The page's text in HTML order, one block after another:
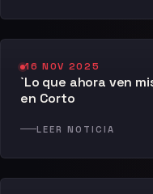
16 NOV 2025
`Lo que ahora ven
en Corto
LEER NOTICIA